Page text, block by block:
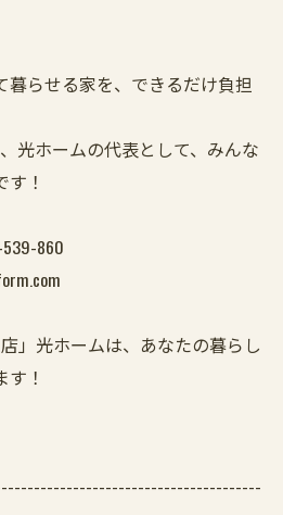
暮らせる家を、できるだけ負担
光ホームの代表として、みんな
！
860
」光ホームは、あなたの暮らし
！